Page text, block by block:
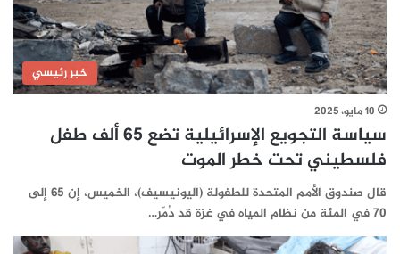
خبر رئيسي
10 مايو، 2025
سياسة التجويع الإسرائيلية تضع 65 ألف طفل
فلسطيني تحت خطر الموت
قال صندوق الأمم المتحدة للطفولة (اليونيسيف)، الخميس، إن 65 إلى
70 في المئة من نظام المياه في غزة قد دُمّر…